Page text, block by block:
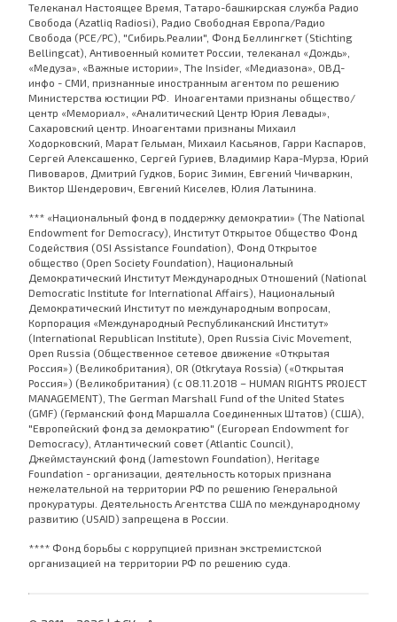
Телеканал Настоящее Время, Татаро-башкирская служба Радио
Свобода (Azatliq Radiosi), Радио Свободная Европа/Радио
Свобода (PCE/PC), "Сибирь.Реалии", Фонд Беллингкет (Stichting
Bellingcat), Антивоенный комитет России, телеканал «Дождь»,
«Медуза», «Важные истории», The Insider, «Медиазона», ОВД-
инфо - СМИ, признанные иностранным агентом по решению
Министерства юстиции РФ. Иноагентами признаны общество/
центр «Мемориал», «Аналитический Центр Юрия Левады»,
Сахаровский центр. Иноагентами признаны Михаил
Ходорковский, Марат Гельман, Михаил Касьянов, Гарри Каспаров,
Сергей Алексашенко, Сергей Гуриев, Владимир Кара-Мурза, Юрий
Пивоваров, Дмитрий Гудков, Борис Зимин, Евгений Чичваркин,
Виктор Шендерович, Евгений Киселев, Юлия Латынина.
*** «Национальный фонд в поддержку демократии» (The National
Endowment for Democracy), Институт Открытое Общество Фонд
Содействия (OSI Assistance Foundation), Фонд Открытое
общество (Open Society Foundation), Национальный
Демократический Институт Международных Отношений (National
Democratic Institute for International Affairs), Национальный
Демократический Институт по международным вопросам,
Корпорация «Международный Республиканский Институт»
(International Republican Institute), Open Russia Civic Movement,
Open Russia (Общественное сетевое движение «Открытая
Россия») (Великобритания), OR (Otkrytaya Rossia) («Открытая
Россия») (Великобритания) (с 08.11.2018 – HUMAN RIGHTS PROJECT
MANAGEMENT), The German Marshall Fund of the United States
(GMF) (Германский фонд Маршалла Соединенных Штатов) (США),
"Европейский фонд за демократию" (European Endowment for
Democracy), Атлантический совет (Atlantic Council),
Джеймстаунский фонд (Jamestown Foundation), Heritage
Foundation - организации, деятельность которых признана
нежелательной на территории РФ по решению Генеральной
прокуратуры. Деятельность Агентства США по международному
развитию (USAID) запрещена в России.
**** Фонд борьбы с коррупцией признан экстремистской
организацией на территории РФ по решению суда.